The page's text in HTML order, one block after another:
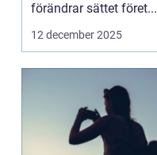
förändrar sättet föret...
12 december 2025